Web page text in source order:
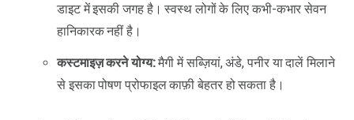
डाइट में इसकी जगह है। स्वस्थ लोगों के लिए कभी-कभार सेवन
हानिकारक नहीं है।
कस्टमाइज़ करने योग्य:मैगी में सब्ज़ियां, अंडे, पनीर या दालें मिलाने
से इसका पोषण प्रोफाइल काफ़ी बेहतर हो सकता है।